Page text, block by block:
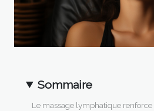
Sommaire
Le massage lymphatique